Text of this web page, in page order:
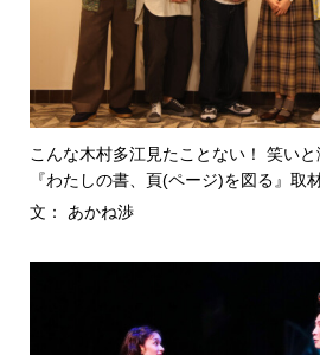
こんな木村多江見たことない！ 笑い
『わたしの書、頁(ページ)を図る』取
文： あかね渉